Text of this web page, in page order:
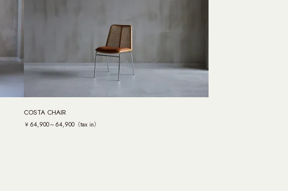
COSTA CHAIR
￥64,900～64,900（tax in）